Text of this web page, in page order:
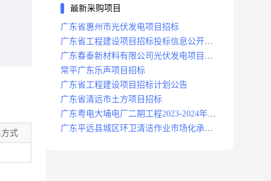
式
最新采购项目
广东省惠州市光伏发电项目招标
广东省工程建设项目招标投标信息公开目
录
广东春泰新材料有限公司光伏发电项目招
标
常平广东乐声项目招标
广东省工程建设项目招标计划公告
广东省清远市土方项目招标
广东粤电大埔电厂二期工程2023-2024年度
安保服务项目招标公告
广东平远县城区环卫清洁作业市场化承包